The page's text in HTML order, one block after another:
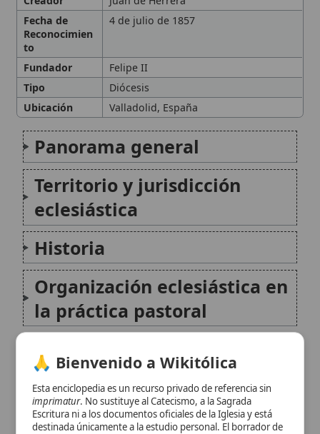
Tipo
Diócesis
Ubicación Valladolid, España
Panorama general
Territorio y jurisdicción
eclesiástica
Historia
Organización eclesiástica en
la práctica pastoral
La catedral y el patrimonio
artístico-religioso
Instituciones formativas y
vida cultural
Acontecimientos históricos
vinculados a Valladolid
Legado espiritual, figuras y
🙏 Bienvenido a Wikitólica
Esta enciclopedia es un recurso privado de referencia sin
imprimatur. No sustituye al Catecismo, a la Sagrada
Escritura ni a los documentos oficiales de la Iglesia y está
destinada únicamente a la estudio personal. El borrador de
los artículos se compone conMagisterium. Queda
Se insta a consultar siempre las fuentes referenciadas y a
colaborar en la perfección de los artículos mediante el uso
del menú superior. Entrando a la enciclopedia confirma que
ha leído y acepta expresamente lapolítica de privacidady el
aviso legal